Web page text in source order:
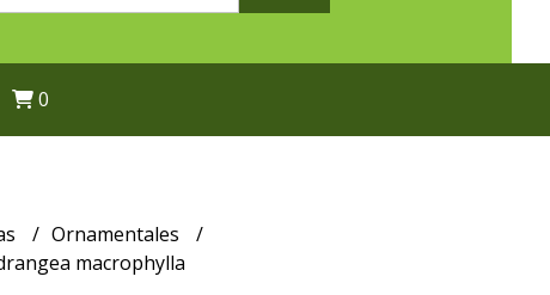
0
Ornamentales
macrophylla